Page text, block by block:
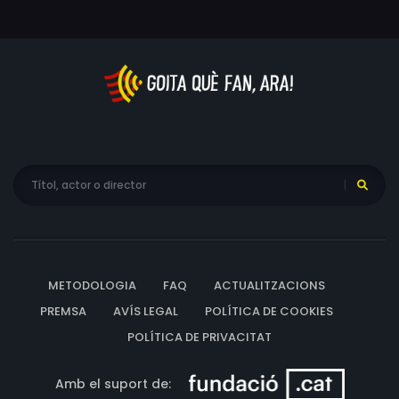
METODOLOGIA FAQ
ACTUALITZACIONS
PREMSA
AVÍS LEGAL
POLÍTICA DE COOKIES
POLÍTICA DE PRIVACITAT
Amb el suport de: